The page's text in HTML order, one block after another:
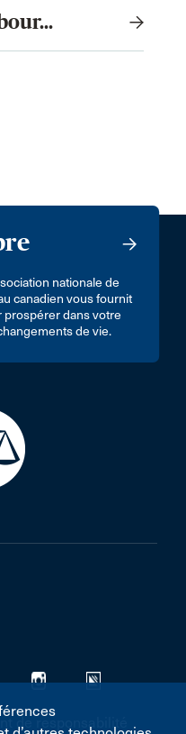
nationale de
canadien vous fournit
prospérer dans votre
de vie.
de responsabilité